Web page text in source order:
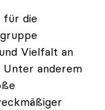
für die
Vielfalt an
Unter anderem